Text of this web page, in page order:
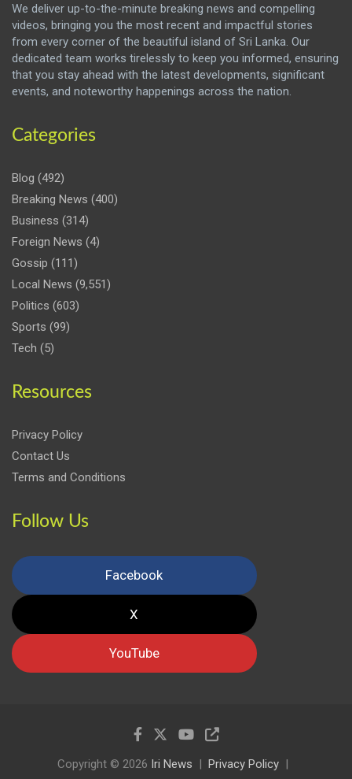
We deliver up-to-the-minute breaking news and compelling
videos, bringing you the most recent and impactful stories
from every corner of the beautiful island of Sri Lanka. Our
dedicated team works tirelessly to keep you informed, ensuring
that you stay ahead with the latest developments, significant
events, and noteworthy happenings across the nation.
Categories
Blog (492)
Breaking News (400)
Business (314)
Foreign News (4)
Gossip (111)
Local News (9,551)
Politics (603)
Sports (99)
Tech (5)
Resources
Privacy Policy
Contact Us
Terms and Conditions
Follow Us
Facebook
X
YouTube
Copyright © 2026 Iri News
Privacy Policy